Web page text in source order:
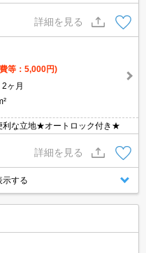
詳細を見る
等：5,000円)
2ヶ月
利な立地★オートロック付き★
詳細を見る
示する